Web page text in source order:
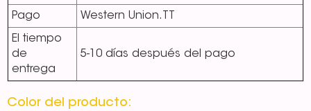
Pago Western Union.TT
El tiempo
de
entrega
5-10 días después del pago
Color del producto: